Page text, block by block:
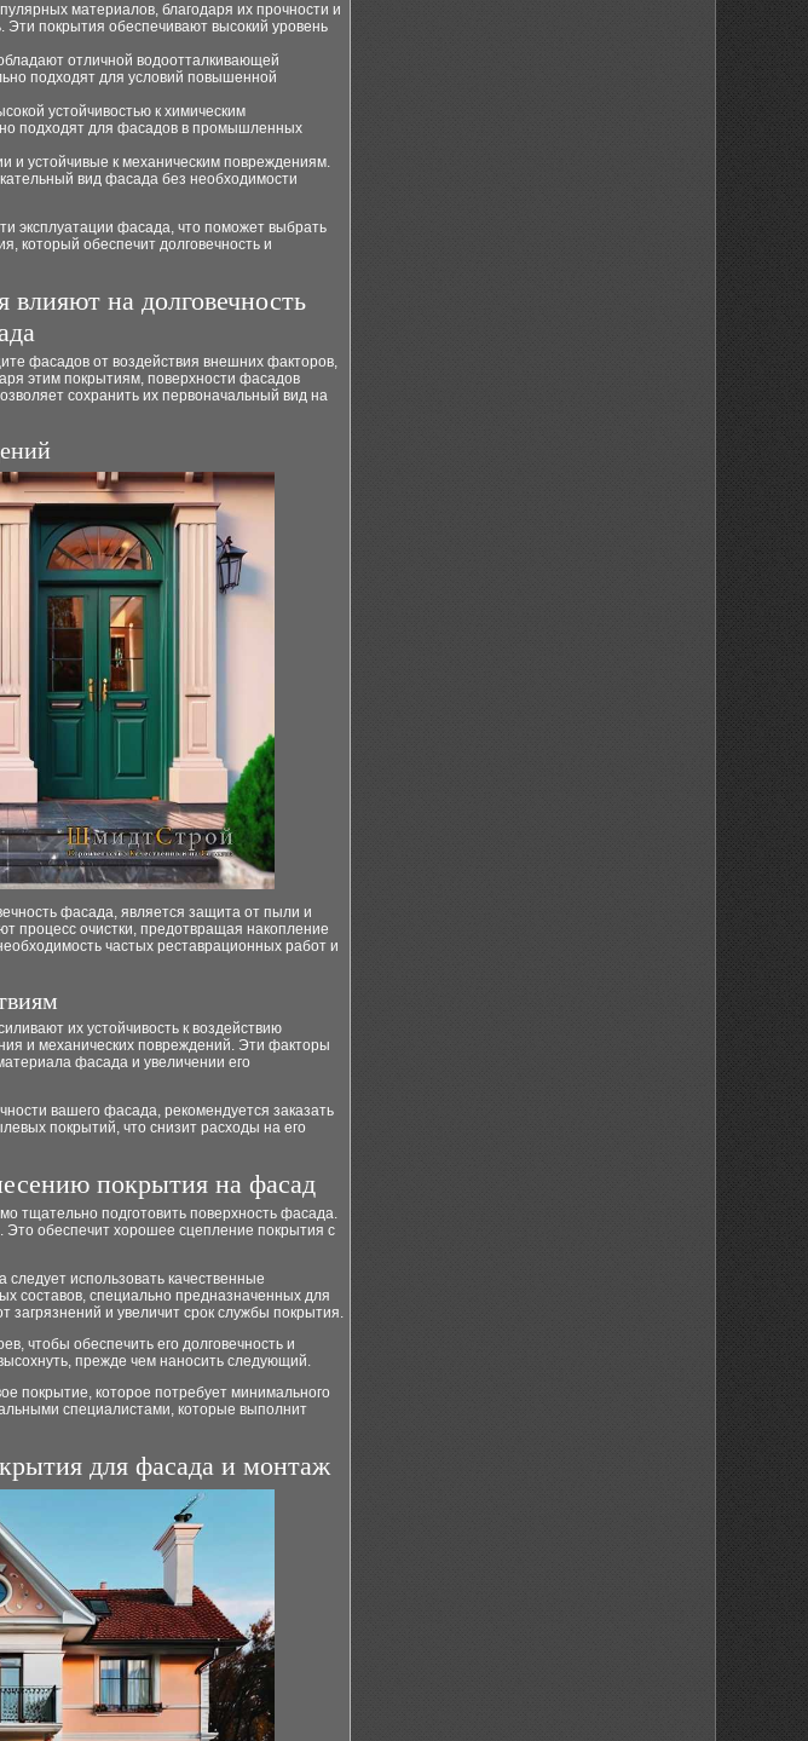
материалов, благодаря их прочности и
Эти покрытия обеспечивают высокий уровень
отличной водоотталкивающей
подходят для условий повышенной
устойчивостью к химическим
подходят для фасадов в промышленных
и устойчивые к механическим повреждениям.
вид фасада без необходимости
эксплуатации фасада, что поможет выбрать
который обеспечит долговечность и
на долговечность
фасадов от воздействия внешних факторов,
этим покрытиям, поверхности фасадов
сохранить их первоначальный вид на
фасада, является защита от пыли и
процесс очистки, предотвращая накопление
частых реставрационных работ и
их устойчивость к воздействию
и механических повреждений. Эти факторы
фасада и увеличении его
вашего фасада, рекомендуется заказать
покрытий, что снизит расходы на его
покрытия на фасад
тщательно подготовить поверхность фасада.
Это обеспечит хорошее сцепление покрытия с
использовать качественные
составов, специально предназначенных для
и увеличит срок службы покрытия.
чтобы обеспечить его долговечность и
прежде чем наносить следующий.
покрытие, которое потребует минимального
специалистами, которые выполнит
для фасада и монтаж